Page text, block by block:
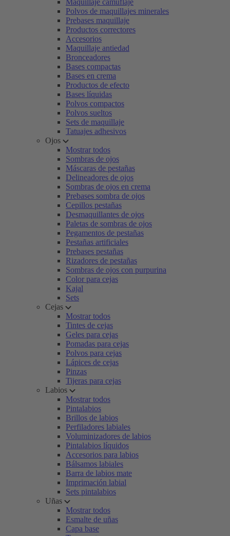
Maquillaje camuflaje
Polvos de maquillajes minerales
Prebases maquillaje
Productos correctores
Accesorios
Maquillaje antiedad
Bronceadores
Bases compactas
Bases en crema
Productos de efecto
Bases líquidas
Polvos compactos
Polvos sueltos
Sets de maquillaje
Tatuajes adhesivos
Ojos
Mostrar todos
Sombras de ojos
Máscaras de pestañas
Delineadores de ojos
Sombras de ojos en crema
Prebases sombra de ojos
Cepillos pestañas
Desmaquillantes de ojos
Paletas de sombras de ojos
Pegamentos de pestañas
Pestañas artificiales
Prebases pestañas
Rizadores de pestañas
Sombras de ojos con purpurina
Color para cejas
Kajal
Sets
Cejas
Mostrar todos
Tintes de cejas
Geles para cejas
Pomadas para cejas
Polvos para cejas
Lápices de cejas
Pinzas
Tijeras para cejas
Labios
Mostrar todos
Pintalabios
Brillos de labios
Perfiladores labiales
Voluminizadores de labios
Pintalabios líquidos
Accesorios para labios
Bálsamos labiales
Barra de labios mate
Imprimación labial
Sets pintalabios
Uñas
Mostrar todos
Esmalte de uñas
Capa base